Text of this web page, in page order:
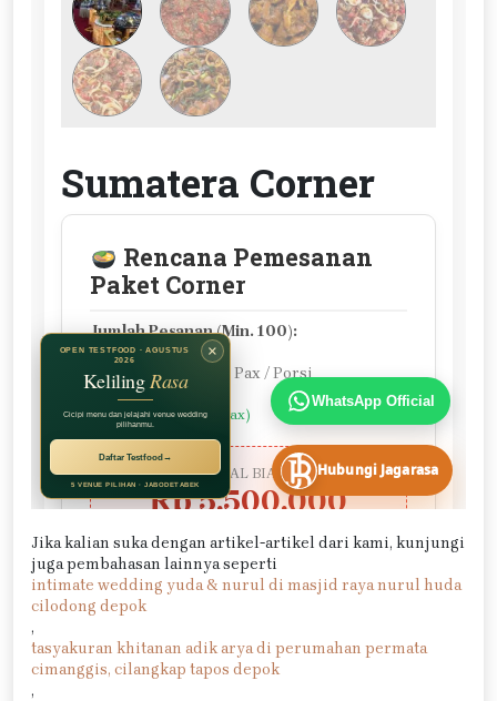
Jika kalian suka dengan artikel-artikel dari kami, kunjungi
juga pembahasan lainnya seperti
intimate wedding yuda & nurul di masjid raya nurul huda
cilodong depok
,
tasyakuran khitanan adik arya di perumahan permata
cimanggis, cilangkap tapos depok
,